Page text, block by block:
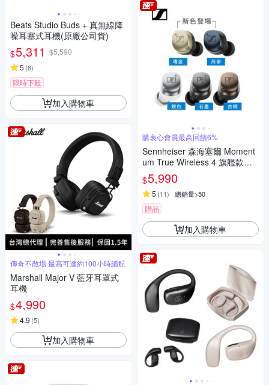
Beats Studio Buds + 真無線降
噪耳塞式耳機(原廠公司貨)
$5,311 $5,590
5 (8)
限時下殺
加入購物車
傳奇不散場 最高可達約100小時續航
Marshall Major V 藍牙耳罩式
耳機
$4,990
4.9 (5)
加入購物車
購衷心會員最高回饋6%
Sennheiser 森海塞爾 Moment
um True Wireless 4 旗艦款真
無線藍牙耳機 第四代 MTW4
$5,990
5 (11) 總銷量>50
贈品
加入購物車